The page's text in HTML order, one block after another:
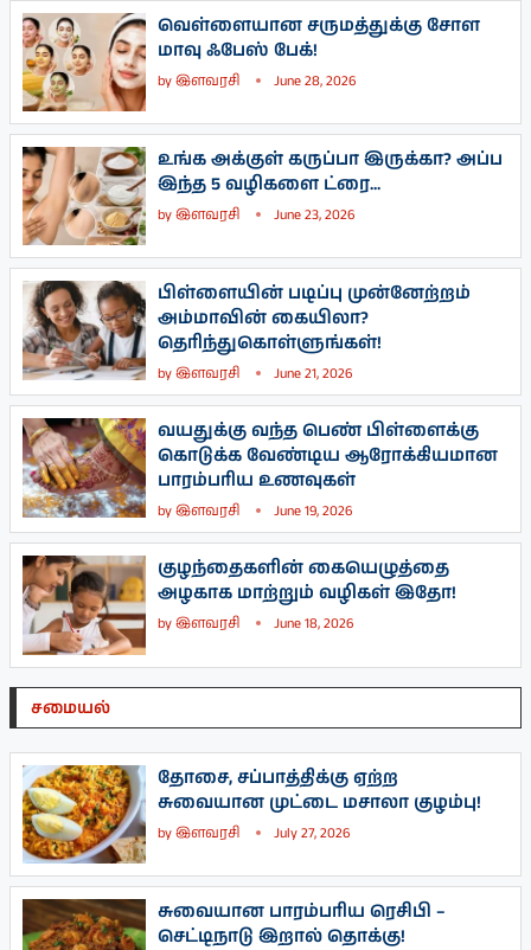
வெள்ளையான சருமத்துக்கு சோள
மாவு ஃபேஸ் பேக்!
byஇளவரசி June 28, 2026
உங்க அக்குள் கருப்பா இருக்கா? அப்ப
இந்த 5 வழிகளை ட்ரை...
byஇளவரசி June 23, 2026
பிள்ளையின் படிப்பு முன்னேற்றம்
அம்மாவின் கையிலா?
தெரிந்துகொள்ளுங்கள்!
byஇளவரசி June 21, 2026
வயதுக்கு வந்த பெண் பிள்ளைக்கு
கொடுக்க வேண்டிய ஆரோக்கியமான
பாரம்பரிய உணவுகள்
byஇளவரசி June 19, 2026
குழந்தைகளின் கையெழுத்தை
அழகாக மாற்றும் வழிகள் இதோ!
byஇளவரசி June 18, 2026
சமையல்
தோசை, சப்பாத்திக்கு ஏற்ற
சுவையான முட்டை மசாலா குழம்பு!
byஇளவரசி July 27, 2026
சுவையான பாரம்பரிய ரெசிபி –
செட்டிநாடு இறால் தொக்கு!